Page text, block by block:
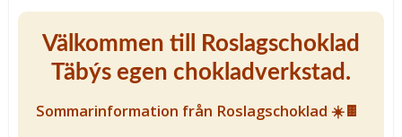
Välkommen till Roslagschoklad
Täbýs egen chokladverkstad.
Sommarinformation från Roslagschoklad ☀️🍫